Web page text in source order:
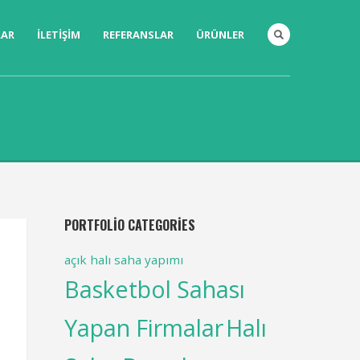
İLETIŞIM REFERANSLAR ÜRÜNLER
PORTFOLIO CATEGORIES
açık halı saha yapımı
Basketbol Sahası
Yapan FirmalarHalı